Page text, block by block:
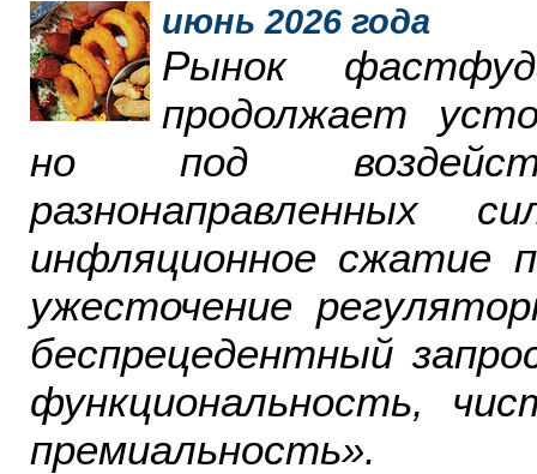
июнь 2026 года
Рынок
продолжает
но под
инфляционное сжатие
ужесточение
беспрецедентный
функциональность,
премиальность».